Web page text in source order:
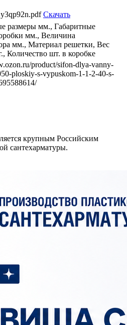
Скачать
размеры мм., Габаритные
мм., Величина
мм., Материал решетки, Вес
Количество шт. в коробке
product/sifon-dlya-vanny-
ploskiy-s-vypuskom-1-1-2-40-s-
крупным Российским
сантехарматуры.